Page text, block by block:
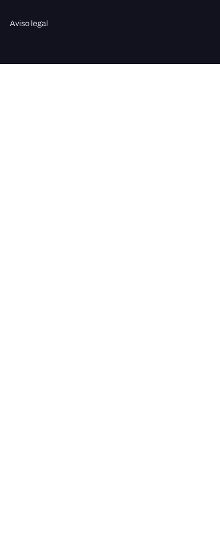
Aviso legal